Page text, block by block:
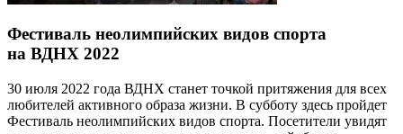
Фестиваль неолимпийских видов спорта
на ВДНХ 2022
30 июля 2022 года ВДНХ станет точкой притяжения для всех
любителей активного образа жизни. В субботу здесь пройдет
Фестиваль неолимпийских видов спорта. Посетители увидят